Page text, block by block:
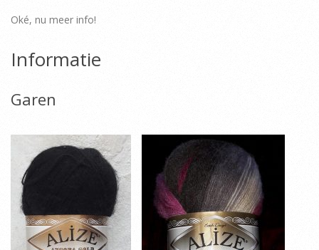
Oké, nu meer info!
Informatie
Garen